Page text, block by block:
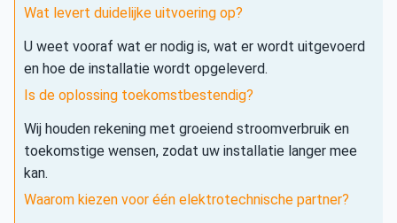
Wat levert duidelijke uitvoering op?
U weet vooraf wat er nodig is, wat er wordt uitgevoerd
en hoe de installatie wordt opgeleverd.
Is de oplossing toekomstbestendig?
Wij houden rekening met groeiend stroomverbruik en
toekomstige wensen, zodat uw installatie langer mee
kan.
Waarom kiezen voor één elektrotechnische partner?